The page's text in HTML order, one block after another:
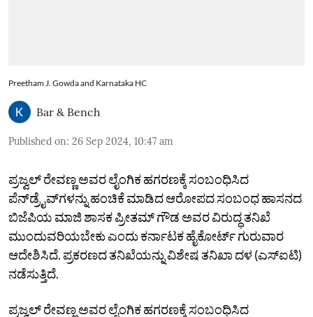
Preetham J. Gowda and Karnataka HC
Bar & Bench
Published on: 26 Sep 2024, 10:47 am
ಪ್ರಜ್ವಲ್‌ ರೇವಣ್ಣ ಅವರ ಲೈಂಗಿಕ ಹಗರಣಕ್ಕೆ ಸಂಬಂಧಿಸಿದ
ಪೆನ್‌ಡ್ರೈವ್‌ಗಳನ್ನು ಹಂಚಿಕೆ ಮಾಡಿದ ಆರೋಪದ ಸಂಬಂಧ ಹಾಸನದ
ಬಿಜೆಪಿಯ ಮಾಜಿ ಶಾಸಕ ಪ್ರೀತಮ್‌ ಗೌಡ ಅವರ ವಿರುದ್ಧ ತನಿಖೆ
ಮುಂದುವರಿಯಬೇಕು ಎಂದು ಕರ್ನಾಟಕ ಹೈಕೋರ್ಟ್‌ ಗುರುವಾರ
ಆದೇಶಿಸಿದೆ. ಪ್ರಕರಣದ ತನಿಖೆಯನ್ನು ವಿಶೇಷ ತನಿಖಾ ದಳ (ಎಸ್‌ಐಟಿ)
ನಡೆಸುತ್ತಿದೆ.
ಪ್ರಜ್ವಲ್‌ ರೇವಣ್ಣ ಅವರ ಲೈಂಗಿಕ ಹಗರಣಕ್ಕೆ ಸಂಬಂಧಿಸಿದ